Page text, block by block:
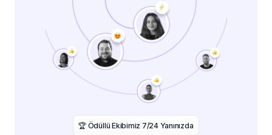
️🏆 Ödüllü Ekibimiz 7/24 Yanınızda